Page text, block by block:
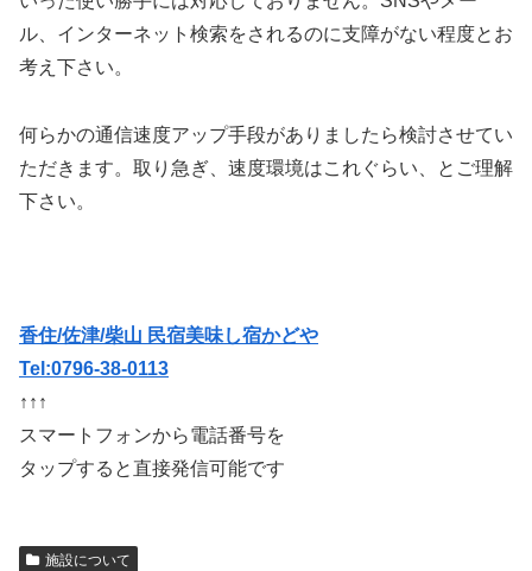
ル、インターネット検索をされるのに支障がない程度とお
考え下さい。
何らかの通信速度アップ手段がありましたら検討させてい
ただきます。取り急ぎ、速度環境はこれぐらい、とご理解
下さい。
香住/佐津/柴山 民宿美味し宿かどや
Tel:0796-38-0113
↑↑↑
スマートフォンから電話番号を
タップすると直接発信可能です
施設について